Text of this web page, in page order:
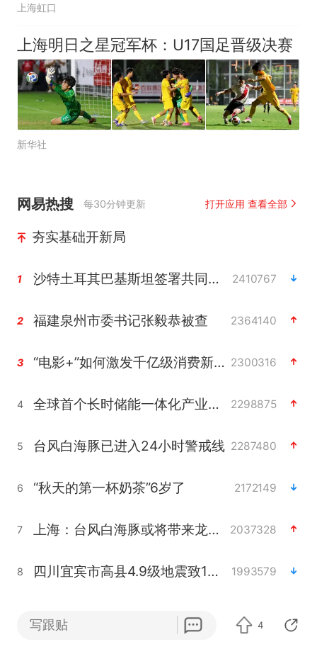
上海虹口
上海明日之星冠军杯：U17国足晋级决赛
新华社
网易热搜 每30分钟更新 打开应用 查看全部
夯实基础开新局
1 沙特土耳其巴基斯坦签署共同防务协议 2410767
2 福建泉州市委书记张毅恭被查 2364140
3 “电影+”如何激发千亿级消费新活力？ 2300316
4 全球首个长时储能一体化产业园量产 2298875
5 台风白海豚已进入24小时警戒线 2287480
6 “秋天的第一杯奶茶”6岁了 2172149
7 上海：台风白海豚或将带来龙卷风 2037328
8 四川宜宾市高县4.9级地震致1人死亡 1993579
38岁演员求职万岁山NPC成功 1991285
写跟贴 4